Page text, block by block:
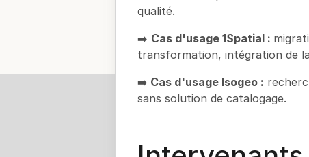
qualité.
➡️ Cas d'usage 1Spatial :
transformation, intégration de
➡️ Cas d'usage Isogeo :
sans solution de catalogage.